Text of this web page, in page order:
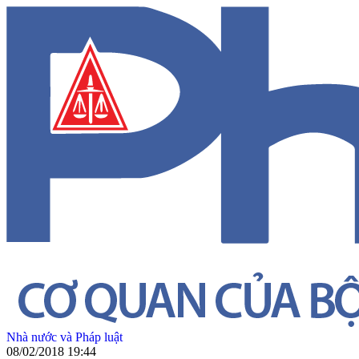
Nhà nước và Pháp luật
08/02/2018 19:44